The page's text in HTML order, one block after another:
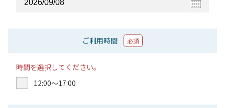
ご利用時間 必須
時間を選択してください。
12:00〜17:00